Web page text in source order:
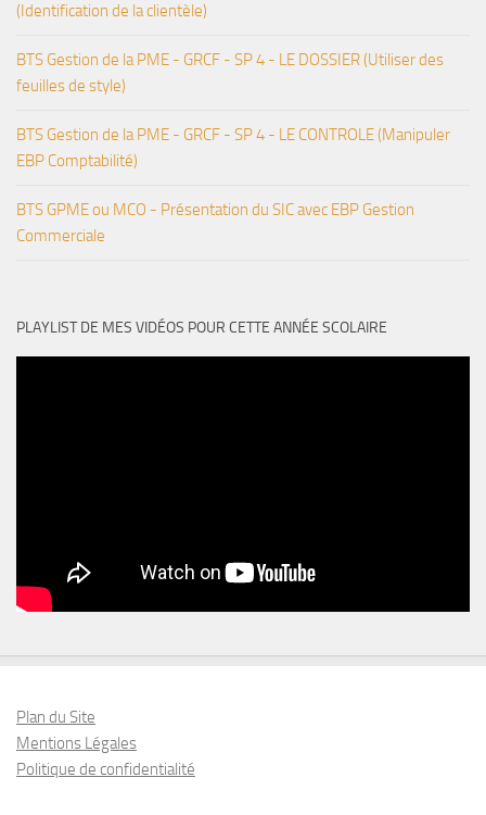
(Identification de la clientèle)
BTS Gestion de la PME - GRCF - SP 4 - LE DOSSIER (Utiliser des
feuilles de style)
BTS Gestion de la PME - GRCF - SP 4 - LE CONTROLE (Manipuler
EBP Comptabilité)
BTS GPME ou MCO - Présentation du SIC avec EBP Gestion
Commerciale
PLAYLIST DE MES VIDÉOS POUR CETTE ANNÉE SCOLAIRE
Plan du Site
Mentions Légales
Politique de confidentialité